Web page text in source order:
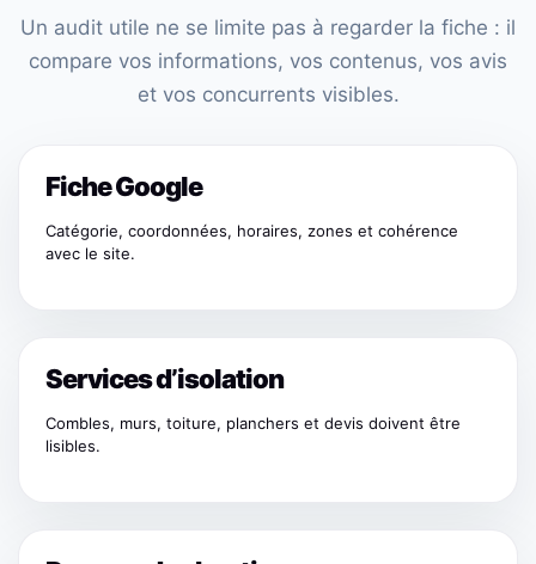
Un audit utile ne se limite pas à regarder la fiche : il
compare vos informations, vos contenus, vos avis
et vos concurrents visibles.
Fiche Google
Catégorie, coordonnées, horaires, zones et cohérence
avec le site.
Services d’isolation
Combles, murs, toiture, planchers et devis doivent être
lisibles.